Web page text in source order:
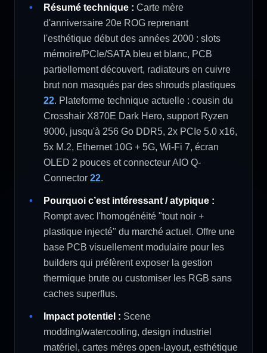
Résumé technique : Carte mère
d'anniversaire 20e ROG reprenant
l'esthétique début des années 2000 : slots
mémoire/PCIe/SATA bleu et blanc, PCB
partiellement découvert, radiateurs en cuivre
brut non masqués par des shrouds plastiques
22. Plateforme technique actuelle : cousin du
Crosshair X870E Dark Hero, support Ryzen
9000, jusqu'à 256 Go DDR5, 2x PCIe 5.0 x16,
5x M.2, Ethernet 10G + 5G, Wi-Fi 7, écran
OLED 2 pouces et connecteur AIO Q-
Connector 22.
Pourquoi c’est intéressant / atypique :
Rompt avec l'homogénéité "tout noir +
plastique injecté" du marché actuel. Offre une
base PCB visuellement modulaire pour les
builders qui préfèrent exposer la gestion
thermique brute ou customiser les RGB sans
caches superflus.
Impact potentiel : Scene
modding/watercooling, design industriel
matériel, cartes mères open-layout, esthétique